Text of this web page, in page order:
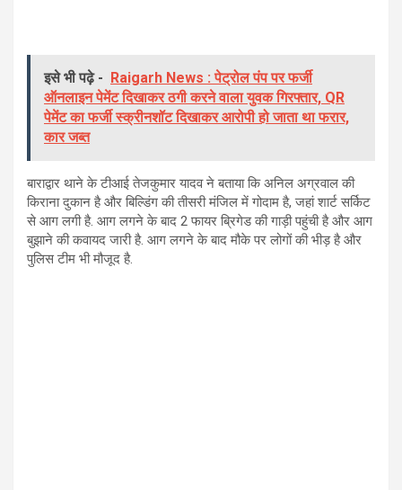
इसे भी पढ़े -
Raigarh News : पेट्रोल पंप पर फर्जी
ऑनलाइन पेमेंट दिखाकर ठगी करने वाला युवक गिरफ्तार, QR
पेमेंट का फर्जी स्क्रीनशॉट दिखाकर आरोपी हो जाता था फरार,
कार जब्त
बाराद्वार थाने के टीआई तेजकुमार यादव ने बताया कि अनिल अग्रवाल की
किराना दुकान है और बिल्डिंग की तीसरी मंजिल में गोदाम है, जहां शार्ट सर्किट
से आग लगी है. आग लगने के बाद 2 फायर ब्रिगेड की गाड़ी पहुंची है और आग
बुझाने की कवायद जारी है. आग लगने के बाद मौके पर लोगों की भीड़ है और
पुलिस टीम भी मौजूद है.